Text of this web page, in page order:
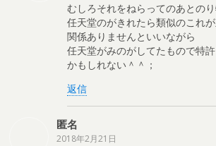
むしろそれをねらってのあとの
任天堂のがきれたら類似のこれ
関係ありませんといいながら
任天堂がみのがしてたもので特
かもしれない＾＾；
返信
匿名
2018年2月21日